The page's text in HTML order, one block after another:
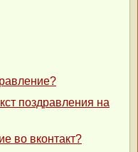
поздравления на
во вконтакт?